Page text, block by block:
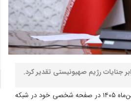
به گزارش نصر، مسعود پزشکیان روز سه‌شنبه ۲۵ فروردین‌ماه ۱۴۰۵ در صفحه شخصی خود در شبکه